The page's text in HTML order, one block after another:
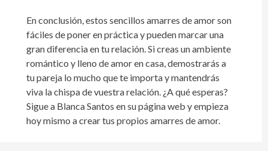
En conclusión, estos sencillos amarres de amor son
fáciles de poner en práctica y pueden marcar una
gran diferencia en tu relación. Si creas un ambiente
romántico y lleno de amor en casa, demostrarás a
tu pareja lo mucho que te importa y mantendrás
viva la chispa de vuestra relación. ¿A qué esperas?
Sigue a Blanca Santos en su página web y empieza
hoy mismo a crear tus propios amarres de amor.